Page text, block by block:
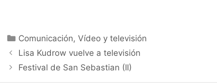
Categorías
Comunicación,Vídeo y televisión
Lisa Kudrow vuelve a televisión
Festival de San Sebastian (II)